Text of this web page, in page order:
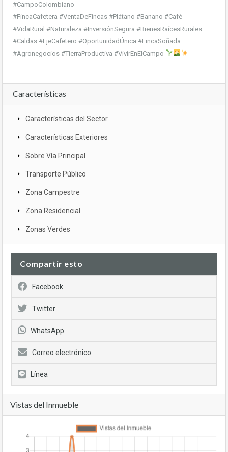
#CampoColombiano
#FincaCafetera #VentaDeFincas #Plátano #Banano #Café
#VidaRural #Naturaleza #InversiónSegura #BienesRaícesRurales
#Caldas #EjeCafetero #OportunidadÚnica #FincaSoñada
#Agronegocios #TierraProductiva #VivirEnElCampo
Características
Características del Sector
Características Exteriores
Sobre Vía Principal
Transporte Público
Zona Campestre
Zona Residencial
Zonas Verdes
Compartir esto
Facebook
Twitter
WhatsApp
Correo electrónico
Línea
Vistas del Inmueble